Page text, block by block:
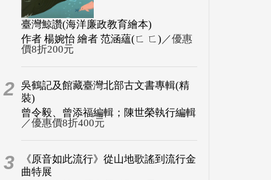
臺灣鯨讚(海洋廉政教育繪本)
作者 楊婉怡 繪者 范涵蘊(ㄈ ㄈ) ／優惠
價8折200元
2 吳鶴記及館藏臺灣北部古文書專輯(精
裝)
曾令毅、曾添福編輯；陳世榮執行編輯
／優惠價8折400元
3
《原音如此流行》從山地歌謠到流行金
曲特展